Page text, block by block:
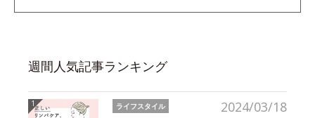
週間人気記事ランキング
2024/03/18
ライフスタイル